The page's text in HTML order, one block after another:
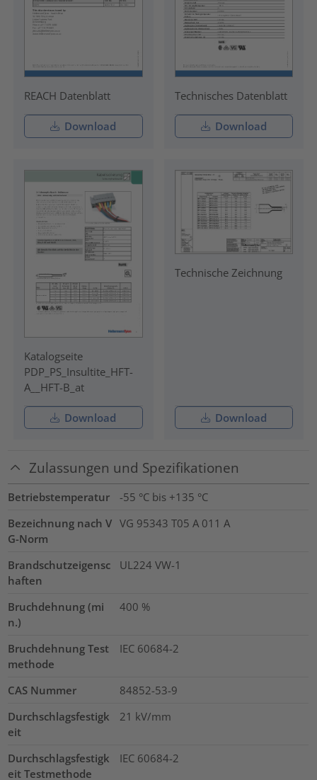
REACH Datenblatt
Download
Technisches Datenblatt
Download
Katalogseite
PDP_PS_Insultite_HFT-
A__HFT-B_at
Download
Technische Zeichnung
Download
Zulassungen und Spezifikationen
Betriebstemperatur
-55 °C bis +135 °C
Bezeichnung nach V
G-Norm
VG 95343 T05 A 011 A
Brandschutzeigensc
haften
UL224 VW-1
Bruchdehnung (mi
n.)
400 %
Bruchdehnung Test
methode
IEC 60684-2
CAS Nummer
84852-53-9
Durchschlagsfestigk
eit
21 kV/mm
Durchschlagsfestigk
eit Testmethode
IEC 60684-2